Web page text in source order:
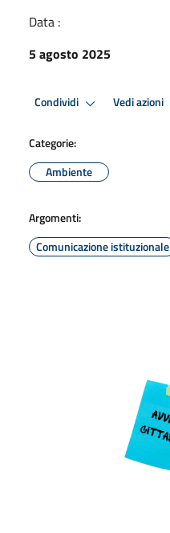
Data :
5 agosto 2025
Condividi Vedi azioni
Categorie:
Ambiente
Argomenti:
Comunicazione istituzionale